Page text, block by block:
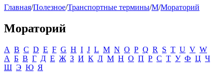
Главная/Полезное/Транспортные термины/М/Мораторий
Мораторий
A B C D E F G H I J L M N O P Q R S T U V W
А Б В Г Д Е Ж З И К Л М Н О П Р С Т У Ф Ц Ч
Ш Э Ю Я